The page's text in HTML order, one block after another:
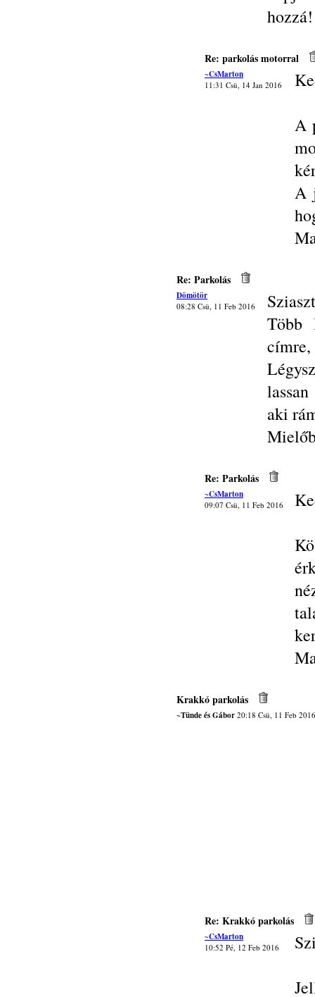
hozzá!
Re: parkolás motorral
~CsMarton
11:31 Csü, 14 Jan 2016
A
A
Re: Parkolás
Dömötör
08:28 Csü, 11 Feb 2016
Több
címre,
aki
Re: Parkolás
~CsMarton
09:07 Csü, 11 Feb 2016
Krakkó parkolás
~Tünde és Gábor 20:18 Csü, 11 Feb 2016
Re: Krakkó parkolás
~CsMarton
10:52 Pé, 12 Feb 2016